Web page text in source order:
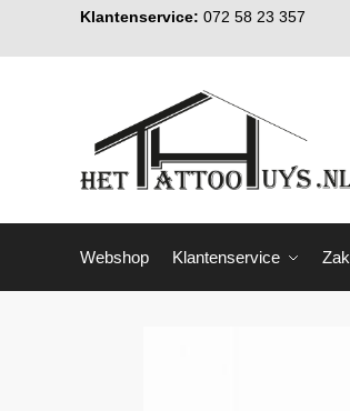
Klantenservice: 072 58 23 357
Webshop Klantenservice